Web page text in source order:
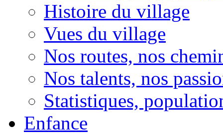
Histoire du village
Vues du village
Nos routes, nos
Nos talents, nos
Statistiques,
Enfance